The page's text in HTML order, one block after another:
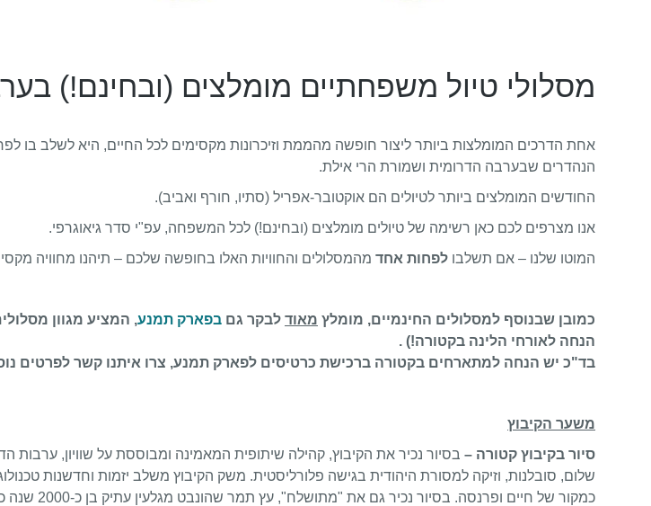
מסלולי טיול משפחתיים מומלצים (ובחינם!)
אחת הדרכים המומלצות ביותר ליצור חופשה מהממת וזיכרונות מקסימים לכל החיים, היא לשלב בו
הנהדרים שבערבה הדרומית ושמורת הרי אילת.
החודשים המומלצים ביותר לטיולים הם אוקטובר-אפריל (סתיו, חורף ואביב).
אנו מצרפים לכם כאן רשימה של טיולים מומלצים (ובחינם!) לכל המשפחה, עפ"י סדר גיאוגרפי.
המוטו שלנו – אם תשלבו לפחות אחד מהמסלולים והחוויות האלו בחופשה שלכם – תיהנו מחוויה
כמובן שבנוסף למסלולים החינמיים, מומלץ מאוד לבקר גם בפארק תמנע, המציע מגוון
הנחה לאורחי הלינה בקטורה!) .
בד"כ יש הנחה למתארחים בקטורה ברכישת כרטיסים לפארק תמנע, צרו איתנו קשר לפרטים
משער הקיבוץ
סיור בקיבוץ קטורה – בסיור נכיר את הקיבוץ, קהילה שיתופית המאמינה ומבוססת על שוויון, ערבות
שלום, סובלנות, וזיקה למסורת היהודית בגישה פלורליסטית. משק הקיבוץ משלב יזמות וחדשנות
כמקור של חיים